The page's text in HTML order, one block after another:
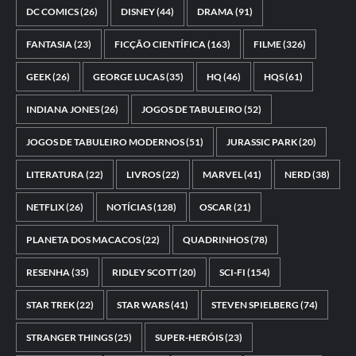
DC COMICS(26) DISNEY(44) DRAMA(91)
FANTASIA(23) FICÇÃO CIENTÍFICA(163) FILME(326)
GEEK(26) GEORGE LUCAS(35) HQ(46) HQS(61)
INDIANA JONES(26) JOGOS DE TABULEIRO(52)
JOGOS DE TABULEIRO MODERNOS(51) JURASSIC PARK(20)
LITERATURA(22) LIVROS(22) MARVEL(41) NERD(38)
NETFLIX(26) NOTÍCIAS(128) OSCAR(21)
PLANETA DOS MACACOS(22) QUADRINHOS(78)
RESENHA(35) RIDLEY SCOTT(20) SCI-FI (154)
STAR TREK(22) STAR WARS(41) STEVEN SPIELBERG (74)
STRANGER THINGS(25) SUPER-HERÓIS(23)